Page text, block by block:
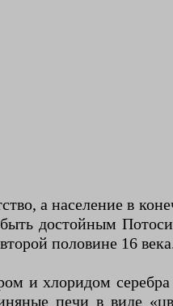
а население в
достойным
половине 16
и хлоридом
печи в виде